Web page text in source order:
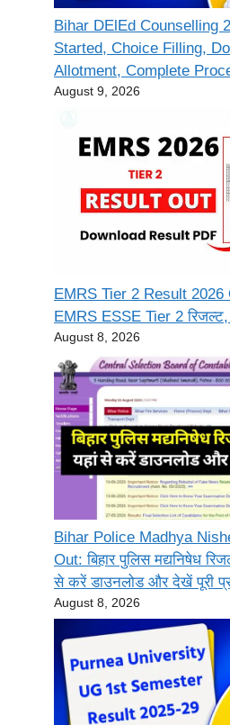
Bihar DElEd Counselling
Started, Choice Filling,
Allotment, Complete
August 9, 2026
EMRS Tier 2 Result 2026
EMRS ESSE Tier 2
August 8, 2026
Bihar Police Madhya
Out: बिहार पुलिस मद्यनिषेध
से करें डाउनलोड और देखें पूरी
August 8, 2026